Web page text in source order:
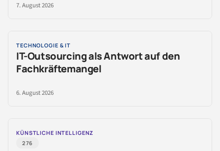
7. August 2026
TECHNOLOGIE & IT
IT-Outsourcing als Antwort auf den
Fachkräftemangel
6. August 2026
KÜNSTLICHE INTELLIGENZ
276